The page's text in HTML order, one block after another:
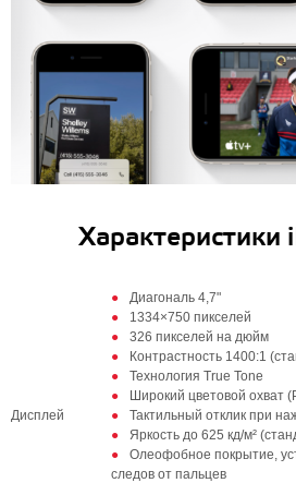
Характеристики
Дисплей
Диагональ 4,7"
1334×750 пикселей
326 пикселей на дюйм
Контрастность 1400:1
Технология True Tone
Широкий цветовой охват
Тактильный отклик при
Яркость до 625 кд/м²
Олеофобное покрытие,
следов от пальцев